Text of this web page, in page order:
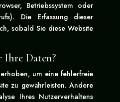
Betriebssystem oder
Die Erfassung dieser
sobald Sie diese Website
Daten?
um eine fehlerfreie
zu gewährleisten. Andere
Ihres Nutzerverhaltens